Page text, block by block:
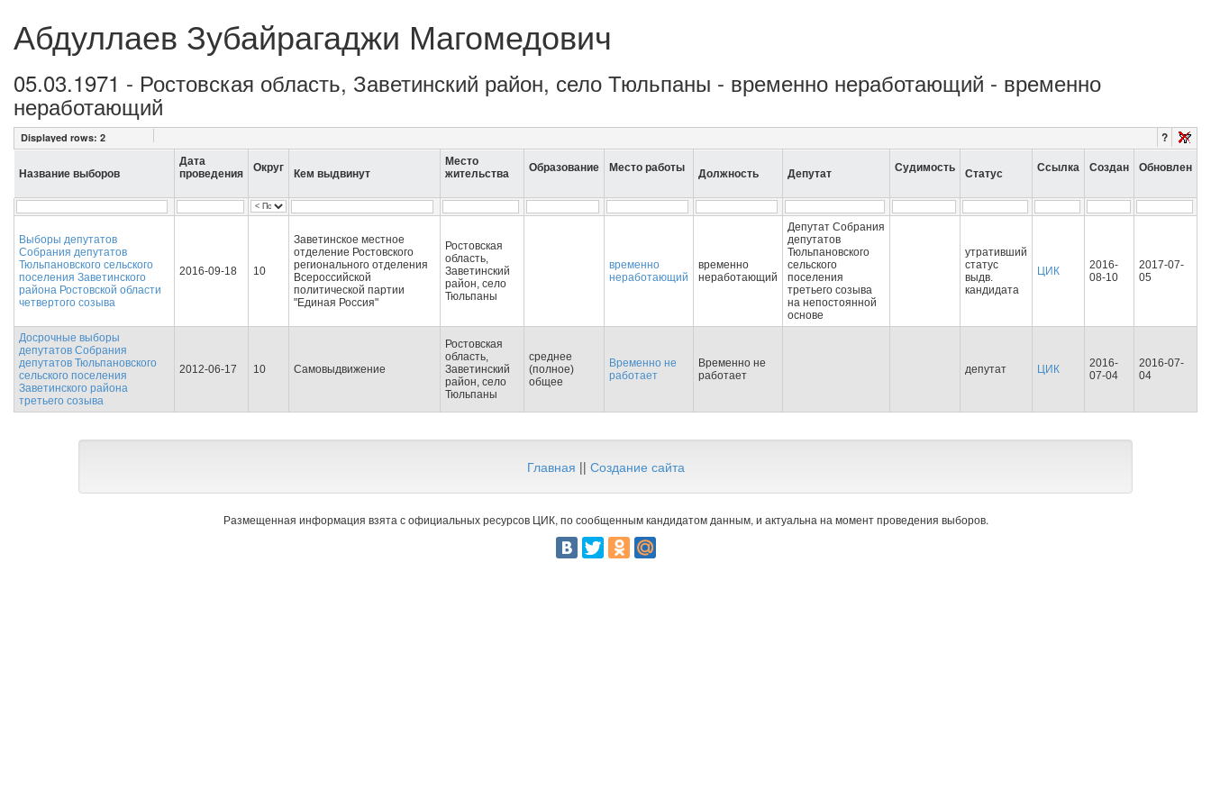
Абдуллаев Зубайрагаджи Магомедович
05.03.1971 - Ростовская область, Заветинский район, село Тюльпаны - временно неработающий - временно
неработающий
Displayed rows: 2 ?
Название выборов
Дата
проведения
Округ Кем выдвинут
Место
жительства
Образование Место работы Должность Депутат Судимость Статус Ссылка Создан Обновлен
Выборы депутатов
Собрания депутатов
Тюльпановского сельского
поселения Заветинского
района Ростовской области
четвертого созыва
2016-09-18 10
Заветинское местное
отделение Ростовского
регионального отделения
Всероссийской
политической партии
"Единая Россия"
Ростовская
область,
Заветинский
район, село
Тюльпаны
временно
неработающий
временно
неработающий
Депутат Собрания
депутатов
Тюльпановского
сельского
поселения
третьего созыва
на непостоянной
основе
утративший
статус
выдв.
кандидата
ЦИК
2016-
08-10
2017-07-
05
Досрочные выборы
депутатов Собрания
депутатов Тюльпановского
сельского поселения
Заветинского района
третьего созыва
2012-06-17 10 Самовыдвижение
Ростовская
область,
Заветинский
район, село
Тюльпаны
среднее
(полное)
общее
Временно не
работает
Временно не
работает
депутат ЦИК
2016-
07-04
2016-07-
04
Главная || Создание сайта
Размещенная информация взята с официальных ресурсов ЦИК, по сообщенным кандидатом данным, и актуальна на момент проведения выборов.